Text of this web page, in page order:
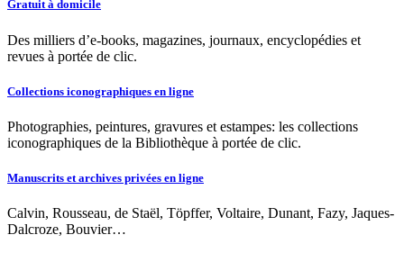
Gratuit à domicile
Des milliers d’e-books, magazines, journaux, encyclopédies et
revues à portée de clic.
Collections iconographiques en ligne
Photographies, peintures, gravures et estampes: les collections
iconographiques de la Bibliothèque à portée de clic.
Manuscrits et archives privées en ligne
Calvin, Rousseau, de Staël, Töpffer, Voltaire, Dunant, Fazy, Jaques-
Dalcroze, Bouvier…